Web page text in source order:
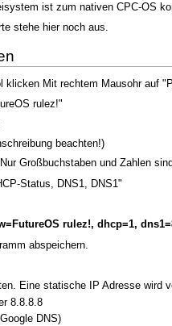
ist zum nativen CPC-OS
stehe hier noch aus.
Mit rechtem Mausohr auf
rulez!"
beachten!)
Großbuchstaben und Zahlen
Status, DNS1, DNS1"
rulez!, dhcp=1,
abspeichern.
Eine statische IP Adresse wird
8.8.8.8
DNS)